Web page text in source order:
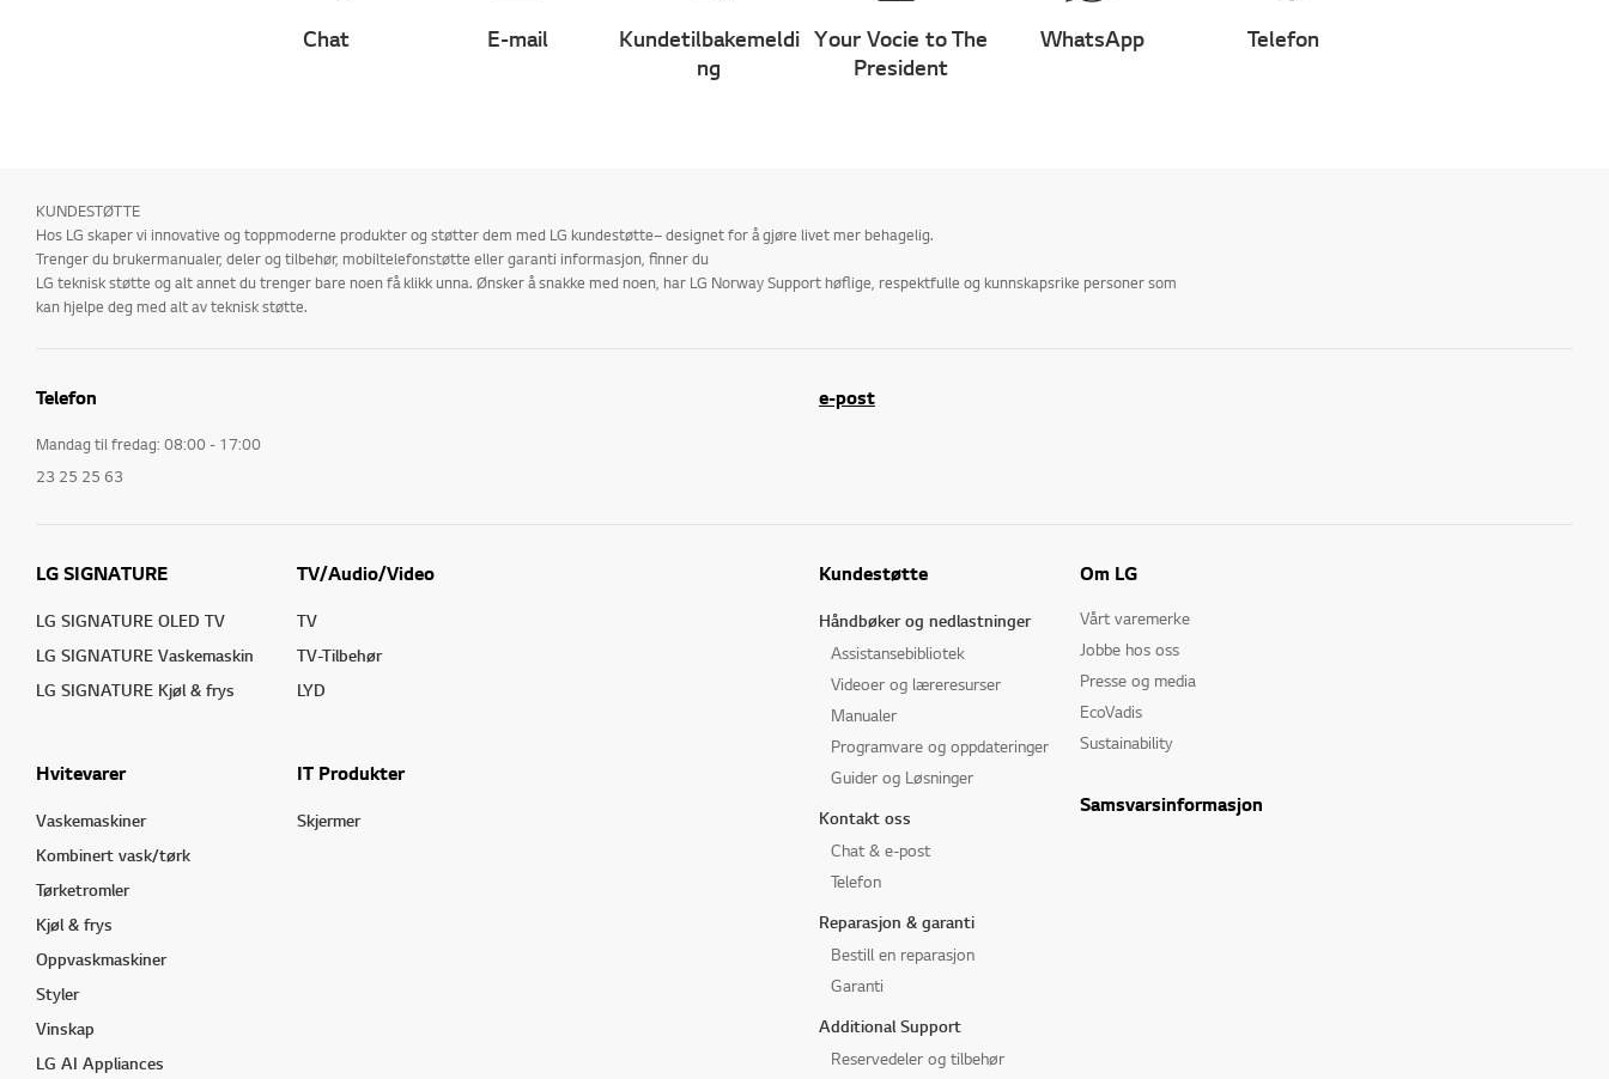
Chat E-mail
Kundetilbakemeldi
ng
Your Vocie to The
President
WhatsApp Telefon
KUNDESTØTTE
Hos LG skaper vi innovative og toppmoderne produkter og støtter dem med LG kundestøtte– designet for å gjøre livet mer behagelig.
Trenger du brukermanualer, deler og tilbehør, mobiltelefonstøtte eller garanti informasjon, finner du
LG teknisk støtte og alt annet du trenger bare noen få klikk unna. Ønsker å snakke med noen, har LG Norway Support høflige, respektfulle og kunnskapsrike personer som
kan hjelpe deg med alt av teknisk støtte.
Telefon
Mandag til fredag: 08:00 - 17:00
23 25 25 63
e-post
LG SIGNATURE
LG SIGNATURE OLED TV
LG SIGNATURE Vaskemaskin
LG SIGNATURE Kjøl & frys
TV/Audio/Video
TV
TV-Tilbehør
LYD
Hvitevarer
Vaskemaskiner
Kombinert vask/tørk
Tørketromler
Kjøl & frys
Oppvaskmaskiner
Styler
Vinskap
LG AI Appliances
IT Produkter
Skjermer
Kundestøtte
Håndbøker og nedlastninger
Assistansebibliotek
Videoer og læreresurser
Manualer
Programvare og oppdateringer
Guider og Løsninger
Kontakt oss
Chat & e-post
Telefon
Reparasjon & garanti
Bestill en reparasjon
Garanti
Additional Support
Reservedeler og tilbehør
Om LG
Vårt varemerke
Jobbe hos oss
Presse og media
EcoVadis
Sustainability
Samsvarsinformasjon